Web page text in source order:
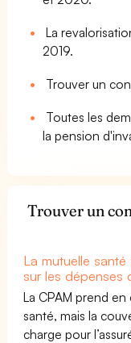
La
2019.
Trouver un
Toutes les
la pension
Trouver un
La mutuelle
sur les dépenses
La CPAM prend
santé, mais la
charge pour